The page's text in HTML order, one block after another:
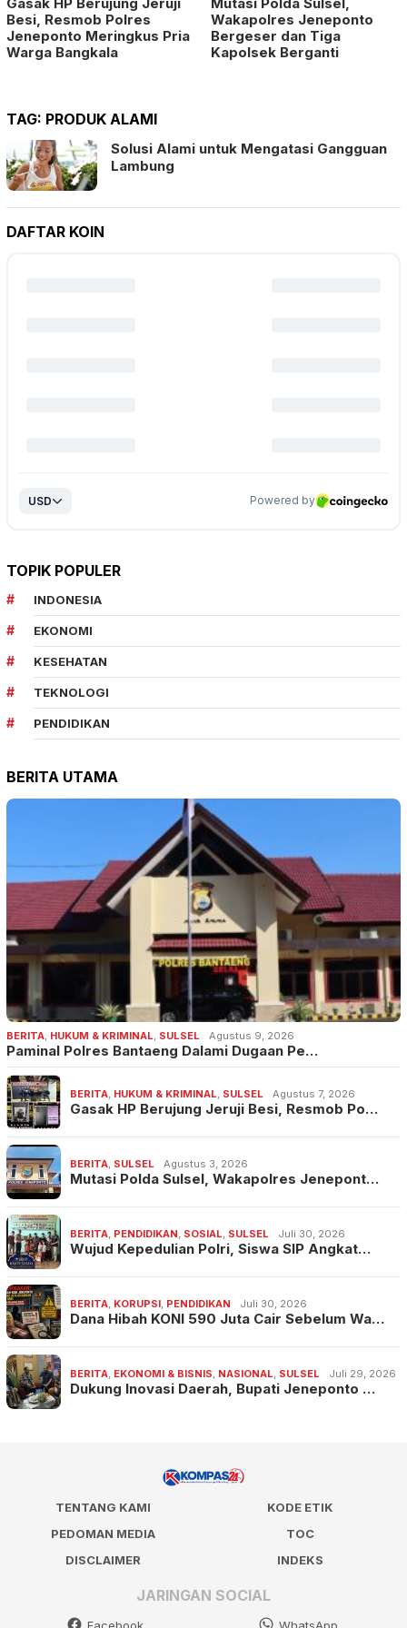
Besi, Resmob Polres
Jeneponto Meringkus Pria
Warga Bangkala
Wakapolres Jeneponto
Bergeser dan Tiga
Kapolsek Berganti
TAG: PRODUK ALAMI
Solusi Alami untuk Mengatasi Gangguan
Lambung
DAFTAR KOIN
TOPIK POPULER
INDONESIA
EKONOMI
KESEHATAN
TEKNOLOGI
PENDIDIKAN
BERITA UTAMA
BERITA HUKUM & KRIMINAL SULSEL Agustus 9, 2026
Paminal Polres Bantaeng Dalami Dugaan Pe…
BERITA HUKUM & KRIMINAL SULSEL Agustus 7, 2026
Gasak HP Berujung Jeruji Besi, Resmob Po…
BERITA SULSEL Agustus 3, 2026
Mutasi Polda Sulsel, Wakapolres Jenepont…
BERITA PENDIDIKAN SOSIAL SULSEL Juli 30, 2026
Wujud Kepedulian Polri, Siswa SIP Angkat…
BERITA KORUPSI PENDIDIKAN Juli 30, 2026
Dana Hibah KONI 590 Juta Cair Sebelum Wa…
BERITA EKONOMI & BISNIS NASIONAL SULSEL Juli 29, 2026
Dukung Inovasi Daerah, Bupati Jeneponto …
TENTANG KAMI
KODE ETIK
PEDOMAN MEDIA
TOC
DISCLAIMER
INDEKS
JARINGAN SOCIAL